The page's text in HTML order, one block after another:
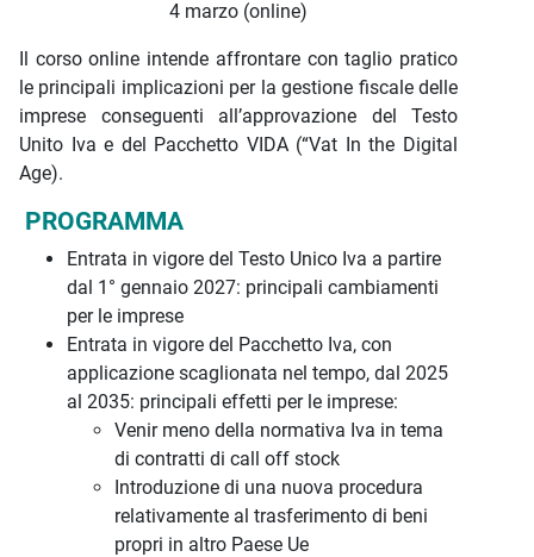
4 marzo (online)
Il corso online intende affrontare con taglio pratico
le principali implicazioni per la gestione fiscale delle
imprese conseguenti all’approvazione del Testo
Unito Iva e del Pacchetto VIDA (“Vat In the Digital
Age).
PROGRAMMA
Entrata in vigore del Testo Unico Iva a partire
dal 1° gennaio 2027: principali cambiamenti
per le imprese
Entrata in vigore del Pacchetto Iva, con
applicazione scaglionata nel tempo, dal 2025
al 2035: principali effetti per le imprese:
Venir meno della normativa Iva in tema
di contratti di call off stock
Introduzione di una nuova procedura
relativamente al trasferimento di beni
propri in altro Paese Ue